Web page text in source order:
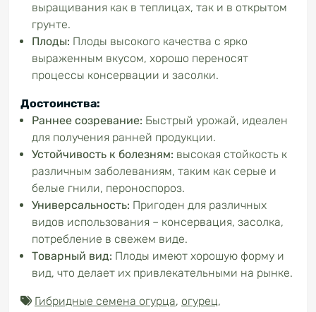
выращивания как в теплицах, так и в открытом
грунте.
Плоды: Плоды высокого качества с ярко
выраженным вкусом, хорошо переносят
процессы консервации и засолки.
Достоинства:
Раннее созревание: Быстрый урожай, идеален
для получения ранней продукции.
Устойчивость к болезням: высокая стойкость к
различным заболеваниям, таким как серые и
белые гнили, пероноспороз.
Универсальность: Пригоден для различных
видов использования – консервация, засолка,
потребление в свежем виде.
Товарный вид: Плоды имеют хорошую форму и
вид, что делает их привлекательными на рынке.
Гибридные семена огурца, огурец,